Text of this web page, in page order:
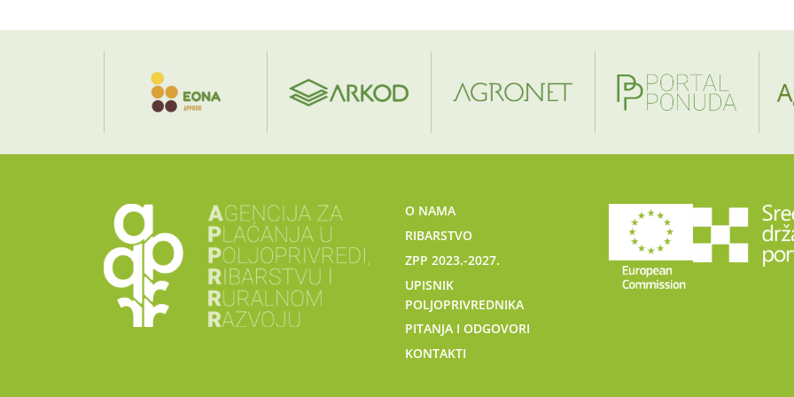
O NAMA
RIBARSTVO
ZPP 2023.-2027.
UPISNIK
POLJOPRIVREDNIKA
PITANJA I ODGOVORI
KONTAKTI